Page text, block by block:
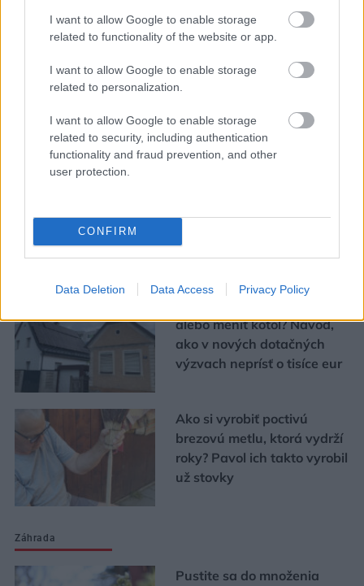
I want to allow Google to enable storage
related to functionality of the website or app.
I want to allow Google to enable storage
related to personalization.
I want to allow Google to enable storage
related to security, including authentication
functionality and fraud prevention, and other
user protection.
CONFIRM
Data Deletion Data Access Privacy Policy
Dva mosty v Trebišove sú
ich oprava spolu za 11,4
mil. eur
Strabag: Potichu sme prišli
alebo meniť kotol? Návod,
ako v nových dotačných
výzvach neprísť o tisíce eur
Ako si vyrobiť poctivú
brezovú metlu, ktorá vydrží
roky? Pavol ich takto vyrobil
už stovky
Záhrada
Pustite sa do množenia